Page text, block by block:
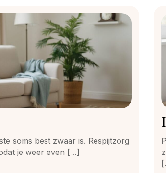
soms best zwaar is. Respijtzorg
je weer even […]